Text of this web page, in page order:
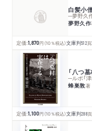
白髪小
─夢野久
夢野久作
定価:1,870円 （10％税込）文庫判512頁
「八つ
─ルポ「
蜂巣敦著
定価:1,100円 （10％税込）文庫判288頁